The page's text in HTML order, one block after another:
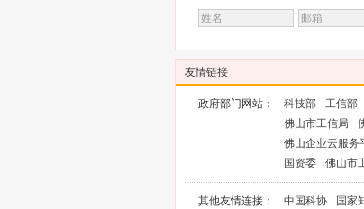
友情链接
政府部门网站： 科技部 工信部
佛山市工信局
佛山企业云服务
国资委
佛山市
其他友情连接： 中国科协 国家